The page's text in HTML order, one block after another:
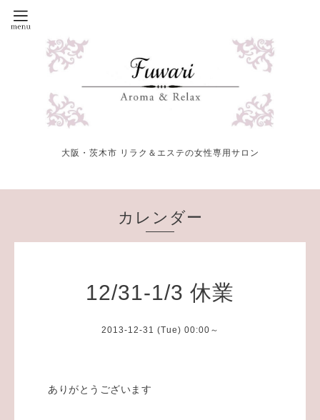
大阪・茨木市 リラク＆エステの女性専用サロン
カレンダー
12/31-1/3 休業
2013-12-31 (Tue) 00:00～
ありがとうございます